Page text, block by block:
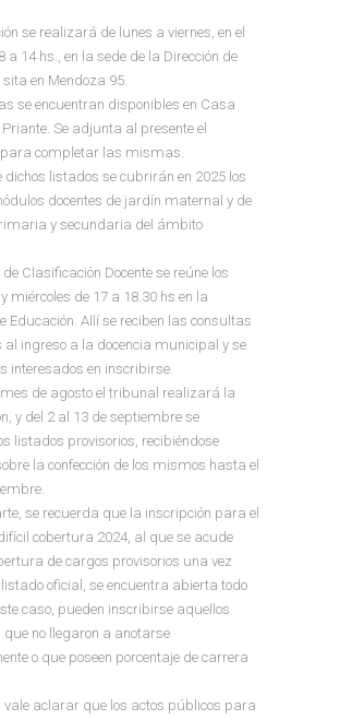
se realizará de lunes a viernes, en el
a 14 hs., en la sede de la Dirección de
sita en Mendoza 95.
se encuentran disponibles en Casa
Se adjunta al presente el
completar las mismas.
dichos listados se cubrirán en 2025 los
docentes de jardín maternal y de
y secundaria del ámbito
Clasificación Docente se reúne los
miércoles de 17 a 18.30 hs en la
Educación. Allí se reciben las consultas
ingreso a la docencia municipal y se
interesados en inscribirse.
de agosto el tribunal realizará la
y del 2 al 13 de septiembre se
listados provisorios, recibiéndose
la confección de los mismos hasta el
se recuerda que la inscripción para el
cobertura 2024, al que se acude
de cargos provisorios una vez
oficial, se encuentra abierta todo
caso, pueden inscribirse aquellos
no llegaron a anotarse
o que poseen porcentaje de carrera
aclarar que los actos públicos para